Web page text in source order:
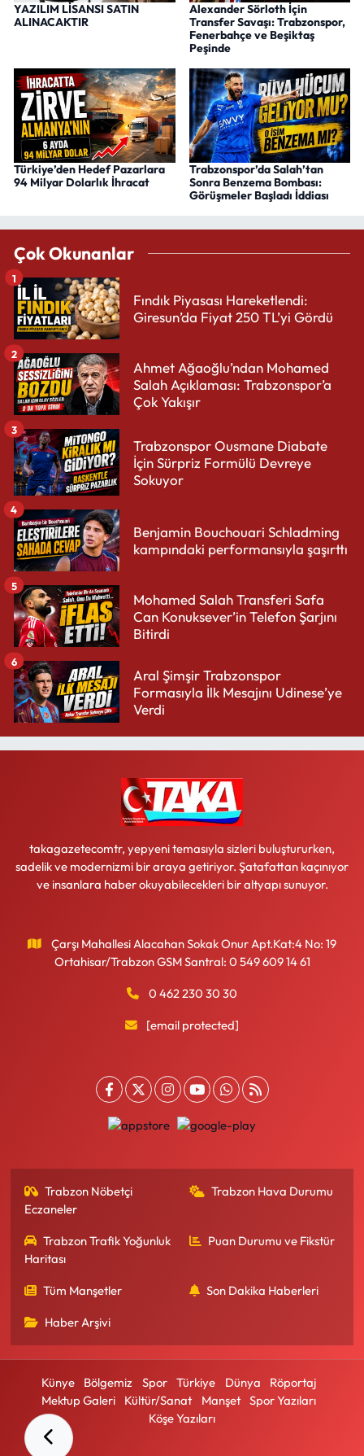
YAZILIM LİSANSI SATIN
ALINACAKTIR
Alexander Sörloth İçin
Transfer Savaşı: Trabzonspor,
Fenerbahçe ve Beşiktaş
Peşinde
Türkiye’den Hedef Pazarlara
94 Milyar Dolarlık İhracat
Trabzonspor’da Salah’tan
Sonra Benzema Bombası:
Görüşmeler Başladı İddiası
Çok Okunanlar
Fındık Piyasası Hareketlendi:
Giresun’da Fiyat 250 TL’yi Gördü
1
Ahmet Ağaoğlu’ndan Mohamed
Salah Açıklaması: Trabzonspor’a
Çok Yakışır
2
Trabzonspor Ousmane Diabate
İçin Sürpriz Formülü Devreye
Sokuyor
3
Benjamin Bouchouari Schladming
kampındaki performansıyla şaşırttı
4
Mohamed Salah Transferi Safa
Can Konuksever’in Telefon Şarjını
Bitirdi
5
Aral Şimşir Trabzonspor
Formasıyla İlk Mesajını Udinese’ye
Verdi
6
takagazetecomtr, yepyeni temasıyla sizleri buluştururken,
sadelik ve modernizmi bir araya getiriyor. Şatafattan kaçınıyor
ve insanlara haber okuyabilecekleri bir altyapı sunuyor.
Çarşı Mahallesi Alacahan Sokak Onur Apt.Kat:4 No: 19
Ortahisar/Trabzon GSM Santral: 0 549 609 14 61
0 462 230 30 30
[email protected]
Trabzon Nöbetçi
Eczaneler
Trabzon Hava Durumu
Trabzon Trafik Yoğunluk
Haritası
Puan Durumu ve Fikstür
Tüm Manşetler Son Dakika Haberleri
Haber Arşivi
Künye Bölgemiz Spor Türkiye Dünya
Röportaj
Mektup Galeri
Kültür/Sanat Manşet
Spor Yazıları
Köşe Yazıları